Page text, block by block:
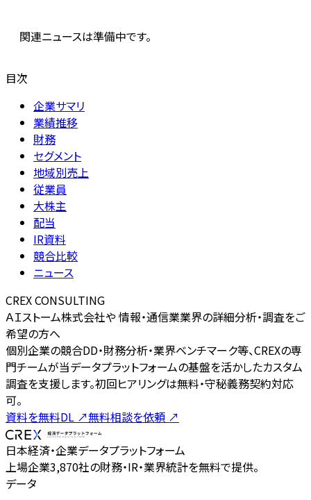
関連ニュースは準備中です。
目次
企業サマリ
業績推移
財務
セグメント
地域別売上
従業員
大株主
配当
IR資料
競合比較
ニュース
CREX CONSULTING
ＡＩストーム株式会社や 情報・通信業業界の詳細分析・調査をご
希望の方へ
個別企業の競合DD・財務分析・業界ベンチマーク等、CREXの専
門チームが当データプラットフォームの基盤を活かしたカスタム
調査を支援します。初回ヒアリングは無料・守秘義務契約対応
可。
資料を無料DL ↗無料相談を依頼 ↗
日本経済・企業データプラットフォーム
上場企業3,870社の財務・IR・業界統計を無料で提供。
データ